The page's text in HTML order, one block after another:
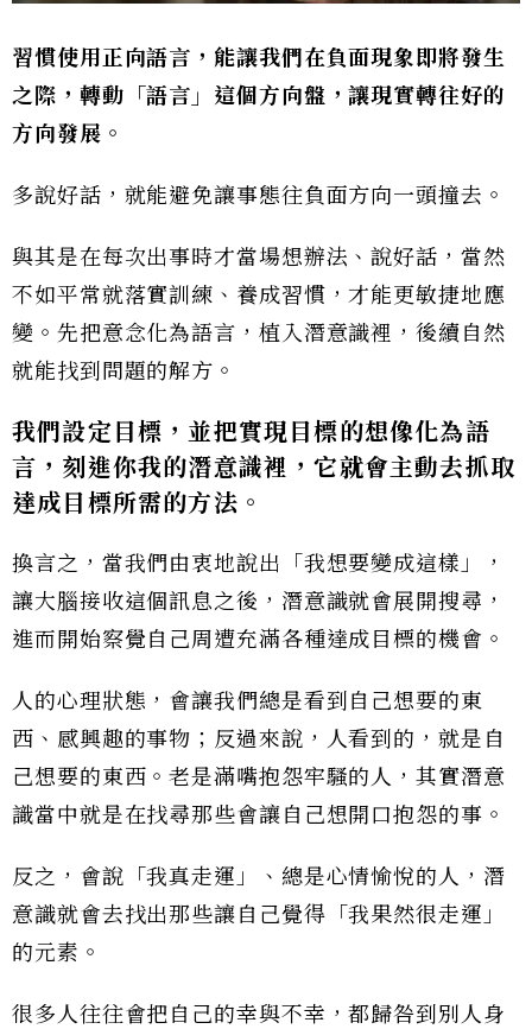
習慣使用正向語言，能讓我們在負面現象即將發生
之際，轉動「語言」這個方向盤，讓現實轉往好的
方向發展。
多說好話，就能避免讓事態往負面方向一頭撞去。
與其是在每次出事時才當場想辦法、說好話，當然
不如平常就落實訓練、養成習慣，才能更敏捷地應
變。先把意念化為語言，植入潛意識裡，後續自然
就能找到問題的解方。
我們設定目標，並把實現目標的想像化為語
言，刻進你我的潛意識裡，它就會主動去抓取
達成目標所需的方法。
換言之，當我們由衷地說出「我想要變成這樣」，
讓大腦接收這個訊息之後，潛意識就會展開搜尋，
進而開始察覺自己周遭充滿各種達成目標的機會。
人的心理狀態，會讓我們總是看到自己想要的東
西、感興趣的事物；反過來說，人看到的，就是自
己想要的東西。老是滿嘴抱怨牢騷的人，其實潛意
識當中就是在找尋那些會讓自己想開口抱怨的事。
反之，會說「我真走運」、總是心情愉悅的人，潛
意識就會去找出那些讓自己覺得「我果然很走運」
的元素。
很多人往往會把自己的幸與不幸，都歸咎到別人身